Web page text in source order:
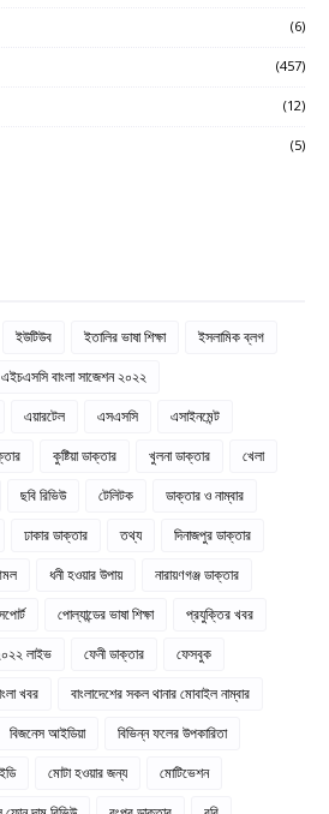
(6)
(457)
(12)
(5)
ইউটিউব ইতালির ভাষা শিক্ষা
ইসলামিক ব্লগ
এইচএসসি বাংলা সাজেশন ২০২২
এয়ারটেল এসএসসি
এসাইনমেন্ট
কুষ্টিয়া ডাক্তার খুলনা ডাক্তার
খেলা
ছবি রিভিউ টেলিটক
ডাক্তার ও নাম্বার
ঢাকার ডাক্তার তথ্য
দিনাজপুর ডাক্তার
ধনী হওয়ার উপায়
নারায়ণগঞ্জ ডাক্তার
পোল্যান্ডের ভাষা শিক্ষা
প্রযুক্তির খবর
লাইভ ফেনী ডাক্তার
ফেসবুক
খবর
বাংলাদেশের সকল থানার মোবাইল নাম্বার
বিজনেস আইডিয়া
বিভিন্ন ফলের উপকারিতা
মোটা হওয়ার জন্য
মোটিভেশন